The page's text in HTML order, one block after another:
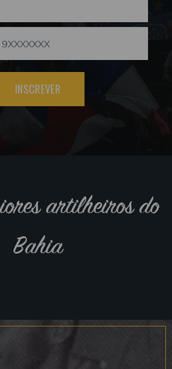
INSCREVER
artilheiros do
Bahia